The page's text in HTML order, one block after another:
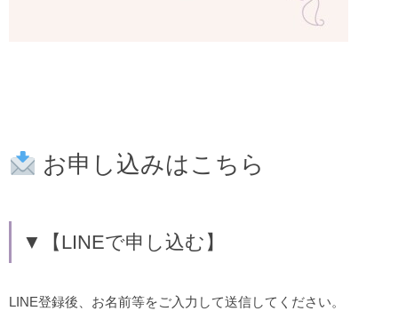
お申し込みはこちら
▼【LINEで申し込む】
LINE登録後、お名前等をご入力して送信してください。